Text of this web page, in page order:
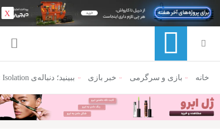
منوی ناوبری خرده نان
خانه بازی و سرگرمی خبر بازی ببینید؛ دنباله‌ی Alien: Isolation ترسناک‌تر از قسمت اول به نظر می‌رسد
X